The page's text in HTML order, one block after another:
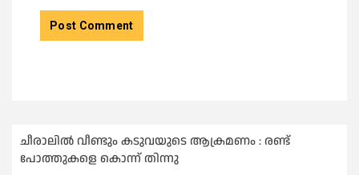
ചീരാലിൽ വീണ്ടും കടുവയുടെ ആക്രമണം : രണ്ട്
പോത്തുകളെ കൊന്ന് തിന്നു